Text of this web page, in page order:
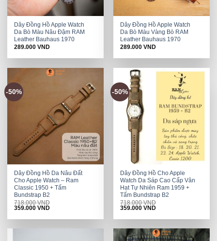
Dây Đồng Hồ Apple Watch
Da Bò Màu Nâu Đậm RAM
Leather Bauhaus 1970
289.000VND
Dây Đồng Hồ Apple Watch
Da Bò Màu Vàng Bò RAM
Leather Bauhaus 1970
289.000VND
-50%
Dây Đồng Hồ Da Nâu Đất
Cho Apple Watch – Ram
Classic 1950 + Tấm
Bundstrap B2
718.000VND
Original
was:
359.000VNDCurrent
is:
-50%
Dây Đồng Hồ Cho Apple
Watch Da Sáp Cao Cấp Vân
Hạt Tự Nhiên Ram 1959 +
Tấm Bundstrap B2
718.000VND
Original
was:
359.000VNDCurrent
is: